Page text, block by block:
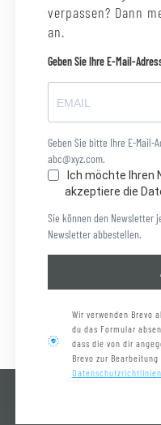
verpassen? Dann
an.
Geben Sie Ihre E-Mail-
Geben Sie bitte Ihre E-Mail-
abc@xyz.com.
Ich möchte Ihren
akzeptiere die
Sie können den Newsletter
Newsletter abbestellen.
Wir verwenden Brevo
du das Formular
dass die von dir
Brevo zur
Datenschutzrichtlinien